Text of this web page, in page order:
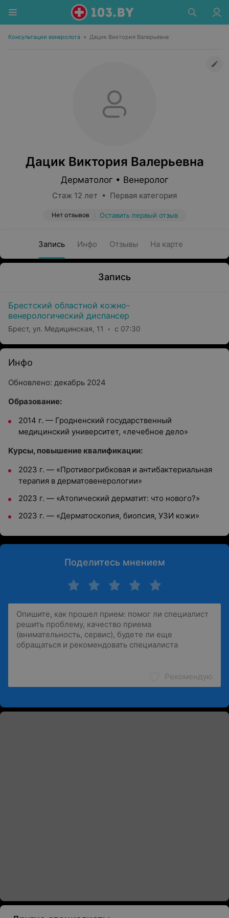
Консультации венеролога • Дацик Виктория Валерьевна
Дацик Виктория Валерьевна
Дерматолог • Венеролог
Стаж 12 лет • Первая категория
Нет отзывов Оставить первый отзыв
Запись Инфо Отзывы На карте
Запись
Брестский областной кожно-
венерологический диспансер
Брест, ул. Медицинская, 11 с 07:30
Инфо
Обновлено: декабрь 2024
Образование:
2014 г. — Гродненский государственный
медицинский университет, «лечебное дело»
Курсы, повышение квалификации:
2023 г. — «Противогрибковая и антибактериальная
терапия в дерматовенерологии»
2023 г. — «Атопический дерматит: что нового?»
2023 г. — «Дерматоскопия, биопсия, УЗИ кожи»
Поделитесь мнением
Рекомендую